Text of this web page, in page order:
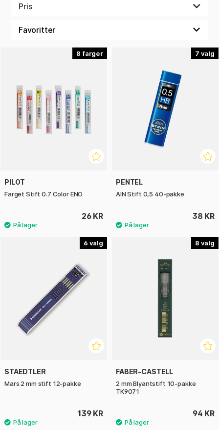
Pris
8
PILOT
Farget Stift 0.7 Color ENO
26 KR
7
PENTEL
AIN Stift 0,5 40-pakke
38 KR
6
STAEDTLER
Mars 2 mm stift 12-pakke
139 KR
8
FABER-CASTELL
2 mm Blyantstift 10-pakke
TK9071
94 KR